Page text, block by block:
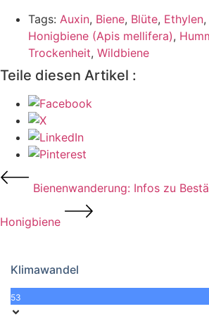
Tags: Auxin, Biene, Blüte, Ethylen,
Honigbiene (Apis mellifera),
Trockenheit, Wildbiene
Teile diesen Artikel :
Bienenwanderung: Infos zu
Honigbiene
Klimawandel
53